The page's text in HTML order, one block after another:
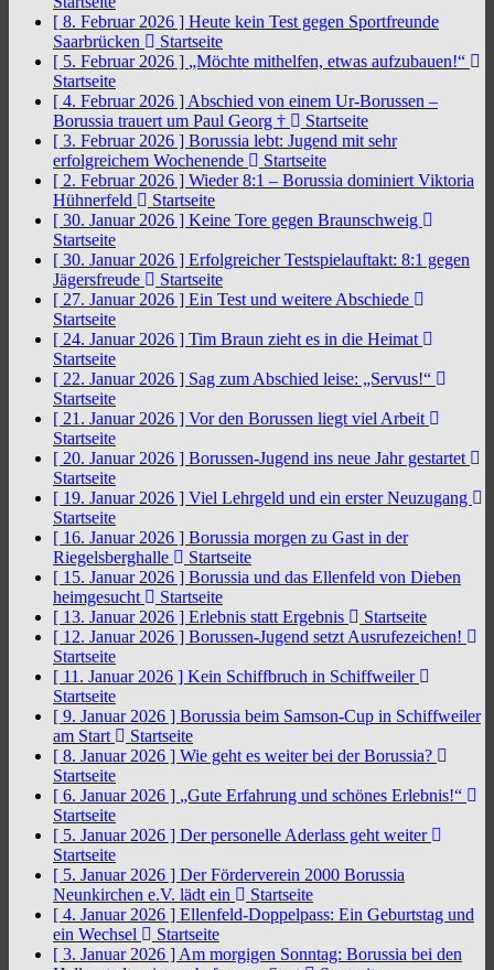
[ 8. Februar 2026 ] Heute kein Test gegen Sportfreunde
Saarbrücken
Startseite
[ 5. Februar 2026 ] „Möchte mithelfen, etwas aufzubauen!“
Startseite
[ 4. Februar 2026 ] Abschied von einem Ur-Borussen –
Borussia trauert um Paul Georg †
Startseite
[ 3. Februar 2026 ] Borussia lebt: Jugend mit sehr
erfolgreichem Wochenende
Startseite
[ 2. Februar 2026 ] Wieder 8:1 – Borussia dominiert Viktoria
Hühnerfeld
Startseite
[ 30. Januar 2026 ] Keine Tore gegen Braunschweig
Startseite
[ 30. Januar 2026 ] Erfolgreicher Testspielauftakt: 8:1 gegen
Jägersfreude
Startseite
[ 27. Januar 2026 ] Ein Test und weitere Abschiede
Startseite
[ 24. Januar 2026 ] Tim Braun zieht es in die Heimat
Startseite
[ 22. Januar 2026 ] Sag zum Abschied leise: „Servus!“
Startseite
[ 21. Januar 2026 ] Vor den Borussen liegt viel Arbeit
Startseite
[ 20. Januar 2026 ] Borussen-Jugend ins neue Jahr gestartet
Startseite
[ 19. Januar 2026 ] Viel Lehrgeld und ein erster Neuzugang
Startseite
[ 16. Januar 2026 ] Borussia morgen zu Gast in der
Riegelsberghalle
Startseite
[ 15. Januar 2026 ] Borussia und das Ellenfeld von Dieben
heimgesucht
Startseite
[ 13. Januar 2026 ] Erlebnis statt Ergebnis
Startseite
[ 12. Januar 2026 ] Borussen-Jugend setzt Ausrufezeichen!
Startseite
[ 11. Januar 2026 ] Kein Schiffbruch in Schiffweiler
Startseite
[ 9. Januar 2026 ] Borussia beim Samson-Cup in Schiffweiler
am Start
Startseite
[ 8. Januar 2026 ] Wie geht es weiter bei der Borussia?
Startseite
[ 6. Januar 2026 ] „Gute Erfahrung und schönes Erlebnis!“
Startseite
[ 5. Januar 2026 ] Der personelle Aderlass geht weiter
Startseite
[ 5. Januar 2026 ] Der Förderverein 2000 Borussia
Neunkirchen e.V. lädt ein
Startseite
[ 4. Januar 2026 ] Ellenfeld-Doppelpass: Ein Geburtstag und
ein Wechsel
Startseite
[ 3. Januar 2026 ] Am morgigen Sonntag: Borussia bei den